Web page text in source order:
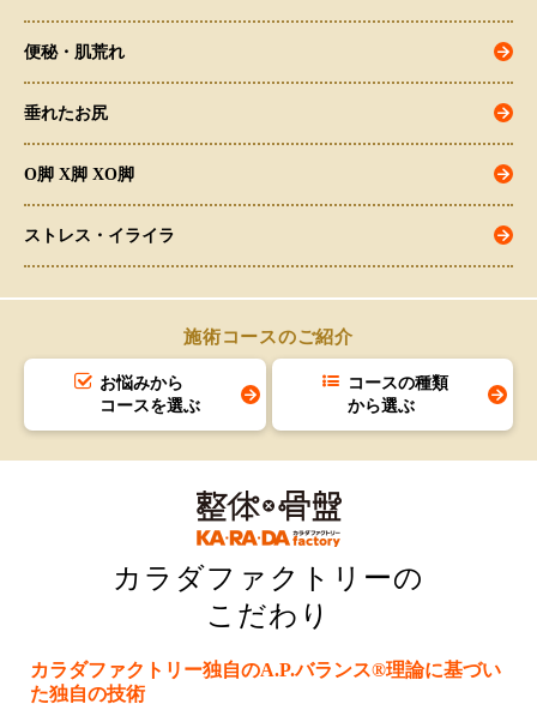
便秘・肌荒れ
垂れたお尻
O脚 X脚 XO脚
ストレス・イライラ
施術コースのご紹介
お悩みから
コースを選ぶ
コースの種類
から選ぶ
カラダファクトリーの
こだわり
カラダファクトリー独自のA.P.バランス®理論に基づい
た独自の技術